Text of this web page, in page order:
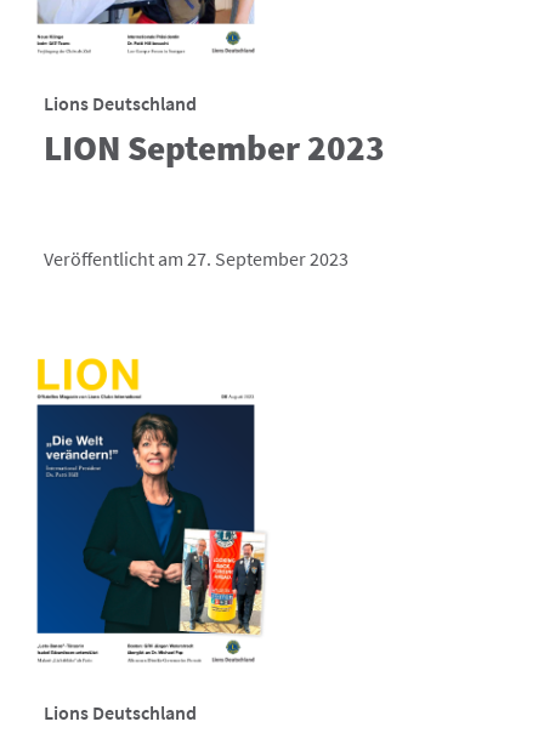
Lions Deutschland
LION September 2023
Veröffentlicht am 27. September 2023
Lions Deutschland